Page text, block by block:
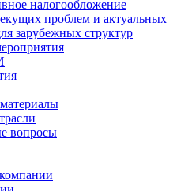
налогообложение
проблем и актуальных
зарубежных структур
вопросы